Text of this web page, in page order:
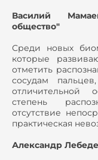
Василий
общество"
Среди новых
которые
отметить
сосудам
отличительной
степень
отсутствие
практическая
Александр